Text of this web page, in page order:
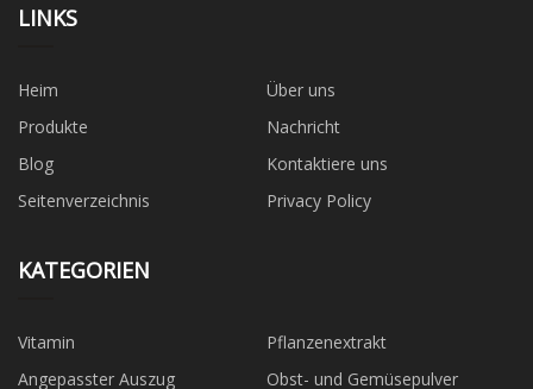
LINKS
Heim
Über uns
Produkte
Nachricht
Blog
Kontaktiere uns
Seitenverzeichnis
Privacy Policy
KATEGORIEN
Vitamin
Pflanzenextrakt
Angepasster Auszug
Obst- und Gemüsepulver